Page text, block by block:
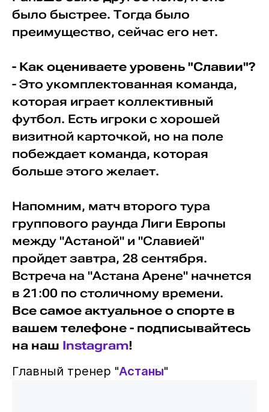
было быстрее. Тогда было
преимущество, сейчас его нет.
- Как оцениваете уровень "Славии"?
- Это укомплектованная команда,
которая играет коллективный
футбол. Есть игроки с хорошей
визитной карточкой, но на поле
побеждает команда, которая
больше этого желает.
Напомним, матч второго тура
группового раунда Лиги Европы
между "Астаной" и "Славией"
пройдет завтра, 28 сентября.
Встреча на "Астана Арене" начнется
в 21:00 по столичному времени.
Все самое актуальное о спорте в
вашем телефоне - подписывайтесь
на наш Instagram!
Главный тренер "Астаны"